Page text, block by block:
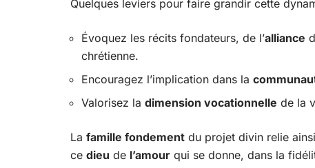
Quelques leviers pour faire grandir cette
Évoquez les récits fondateurs, de l’alliance
chrétienne.
Encouragez l’implication dans la
Valorisez la dimension vocationnelle de la
La famille fondement du projet divin relie
ce dieu de l’amour qui se donne, dans la